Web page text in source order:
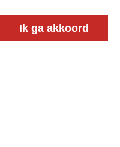
Ik ga akkoord